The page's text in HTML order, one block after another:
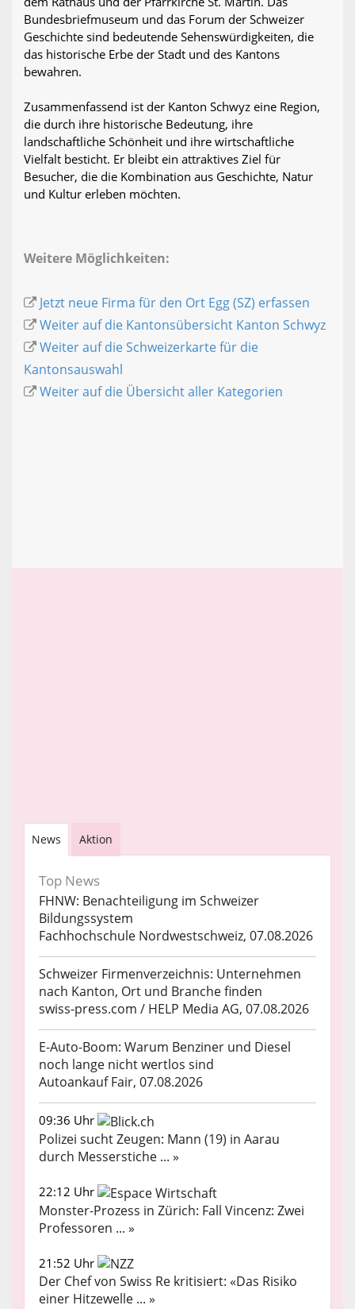
Bundesbriefmuseum und das Forum der Schweizer
Geschichte sind bedeutende Sehenswürdigkeiten, die
das historische Erbe der Stadt und des Kantons
bewahren.
Zusammenfassend ist der Kanton Schwyz eine Region,
die durch ihre historische Bedeutung, ihre
landschaftliche Schönheit und ihre wirtschaftliche
Vielfalt besticht. Er bleibt ein attraktives Ziel für
Besucher, die die Kombination aus Geschichte, Natur
und Kultur erleben möchten.
Weitere Möglichkeiten:
Jetzt neue Firma für den Ort Egg (SZ) erfassen
Weiter auf die Kantonsübersicht Kanton Schwyz
Weiter auf die Schweizerkarte für die
Kantonsauswahl
Weiter auf die Übersicht aller Kategorien
News Aktion
Top News
FHNW: Benachteiligung im Schweizer
Bildungssystem
Fachhochschule Nordwestschweiz, 07.08.2026
Schweizer Firmenverzeichnis: Unternehmen
nach Kanton, Ort und Branche finden
swiss-press.com / HELP Media AG, 07.08.2026
E-Auto-Boom: Warum Benziner und Diesel
noch lange nicht wertlos sind
Autoankauf Fair, 07.08.2026
09:36 Uhr
Polizei sucht Zeugen: Mann (19) in Aarau
durch Messerstiche ... »
22:12 Uhr
Monster-Prozess in Zürich: Fall Vincenz: Zwei
Professoren ... »
21:52 Uhr
Der Chef von Swiss Re kritisiert: «Das Risiko
einer Hitzewelle ... »